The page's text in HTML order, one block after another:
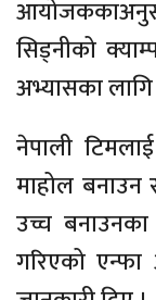
सिड्नीको
अभ्यासका
नेपाली
माहोल
उच्च
गरिएको